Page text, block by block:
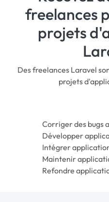
freelances
projets
Des freelances Laravel
projets
Corriger des bugs
Développer
Intégrer
Maintenir
Refondre